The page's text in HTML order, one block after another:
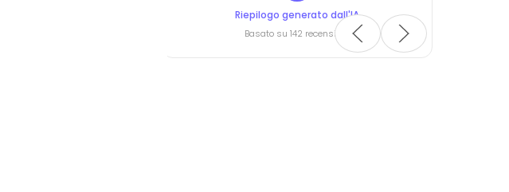
Leonardo Nistri
Certificata da Google